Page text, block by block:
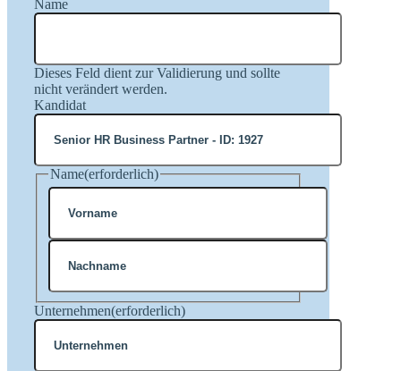
Name
Dieses Feld dient zur Validierung und sollte
nicht verändert werden.
Kandidat
Name(erforderlich)
Vorname
Nachname
Unternehmen(erforderlich)